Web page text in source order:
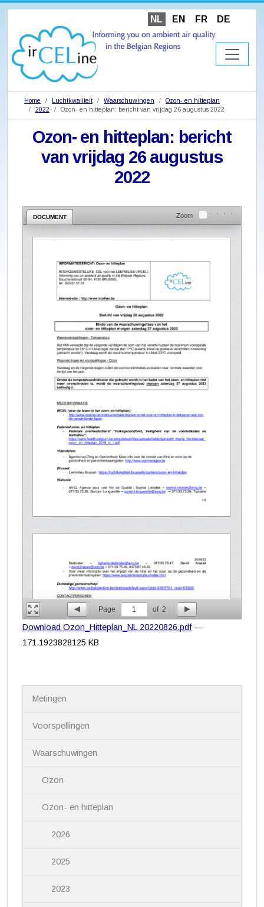
NL EN FR DE
Home Luchtkwaliteit Waarschuwingen
Ozon- en hitteplan
2022
Ozon- en hitteplan: bericht van vrijdag 26 augustus 2022
Ozon- en hitteplan: bericht
van vrijdag 26 augustus
2022
DOCUMENT Zoom
Page 1 of 2
Download Ozon_Hitteplan_NL 20220826.pdf —
171.1923828125 KB
Metingen
Voorspellingen
Waarschuwingen
Ozon
Ozon- en hitteplan
2026
2025
2023